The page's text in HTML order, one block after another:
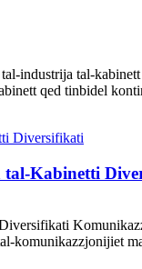
industrija tal-
qed tinbidel
Kabinetti
komunikazzjonijiet